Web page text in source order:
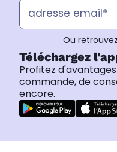
Ou
Téléchargez
Profitez
commande, de
encore.